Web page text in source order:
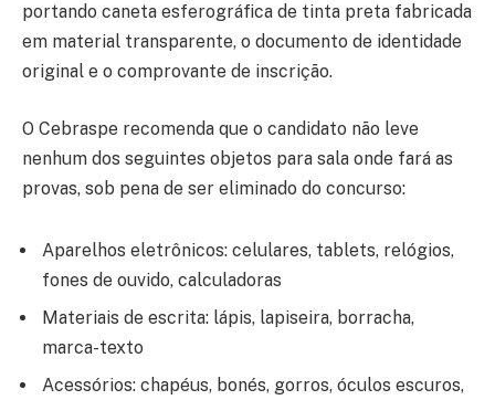
portando caneta esferográfica de tinta preta fabricada
em material transparente, o documento de identidade
original e o comprovante de inscrição.
O Cebraspe recomenda que o candidato não leve
nenhum dos seguintes objetos para sala onde fará as
provas, sob pena de ser eliminado do concurso:
Aparelhos eletrônicos: celulares, tablets, relógios,
fones de ouvido, calculadoras
Materiais de escrita: lápis, lapiseira, borracha,
marca-texto
Acessórios: chapéus, bonés, gorros, óculos escuros,